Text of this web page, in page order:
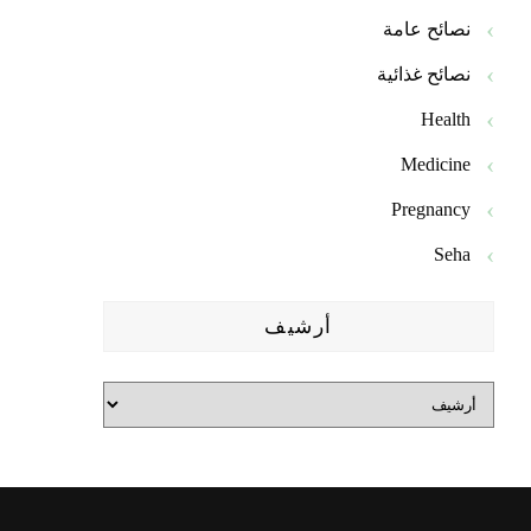
نصائح عامة
نصائح غذائية
Health
Medicine
Pregnancy
Seha
أرشيف